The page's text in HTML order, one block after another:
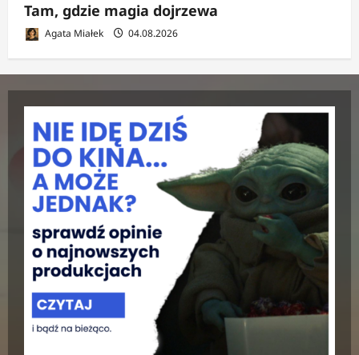
Tam, gdzie magia dojrzewa
Agata Miałek 04.08.2026